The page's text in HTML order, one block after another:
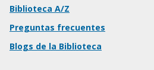
Biblioteca A/Z
Preguntas frecuentes
Blogs de la Biblioteca